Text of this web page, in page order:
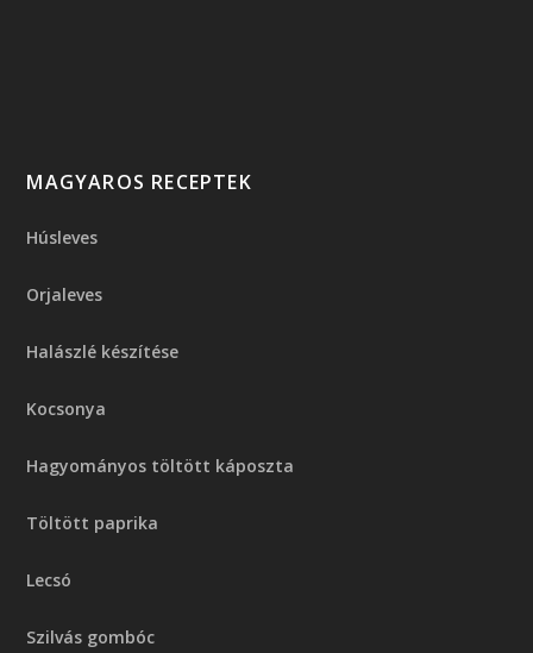
MAGYAROS RECEPTEK
Húsleves
Orjaleves
Halászlé készítése
Kocsonya
Hagyományos töltött káposzta
Töltött paprika
Lecsó
Szilvás gombóc